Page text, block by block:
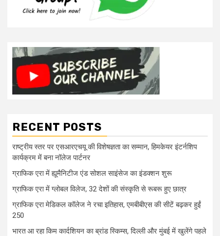
RECENT POSTS
राष्ट्रीय स्तर पर एसआरएचयू की विशेषज्ञता का सम्मान, हिमकेयर इंटर्नशिप
कार्यक्रम में बना नॉलेज पार्टनर
ग्राफिक एरा में ह्यूमैनिटीज एंड सोशल साइंसेज का इंडक्शन शुरू
ग्राफिक एरा में ग्लोबल विलेज, 32 देशों की संस्कृति से रूबरू हुए छात्र
ग्राफिक एरा मेडिकल कॉलेज ने रचा इतिहास, एमबीबीएस की सीटें बढ़कर हुईं
250
भारत आ रहा किम कार्दशियन का ब्रांड स्किम्स, दिल्ली और मुंबई में खुलेंगे पहले